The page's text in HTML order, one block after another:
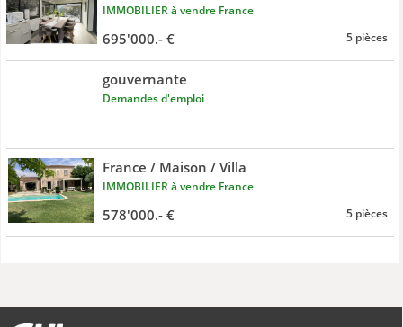
IMMOBILIER à vendre France
695'000.- € 5 pièces
gouvernante
Demandes d'emploi
France / Maison / Villa
IMMOBILIER à vendre France
578'000.- € 5 pièces